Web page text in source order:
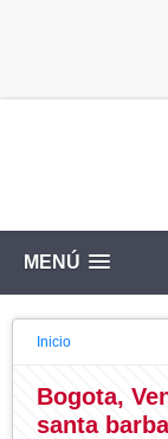
MENÚ
Inicio
Bogota,
santa